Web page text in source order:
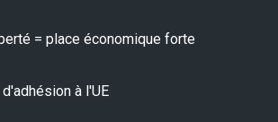
= place économique forte
à l'UE